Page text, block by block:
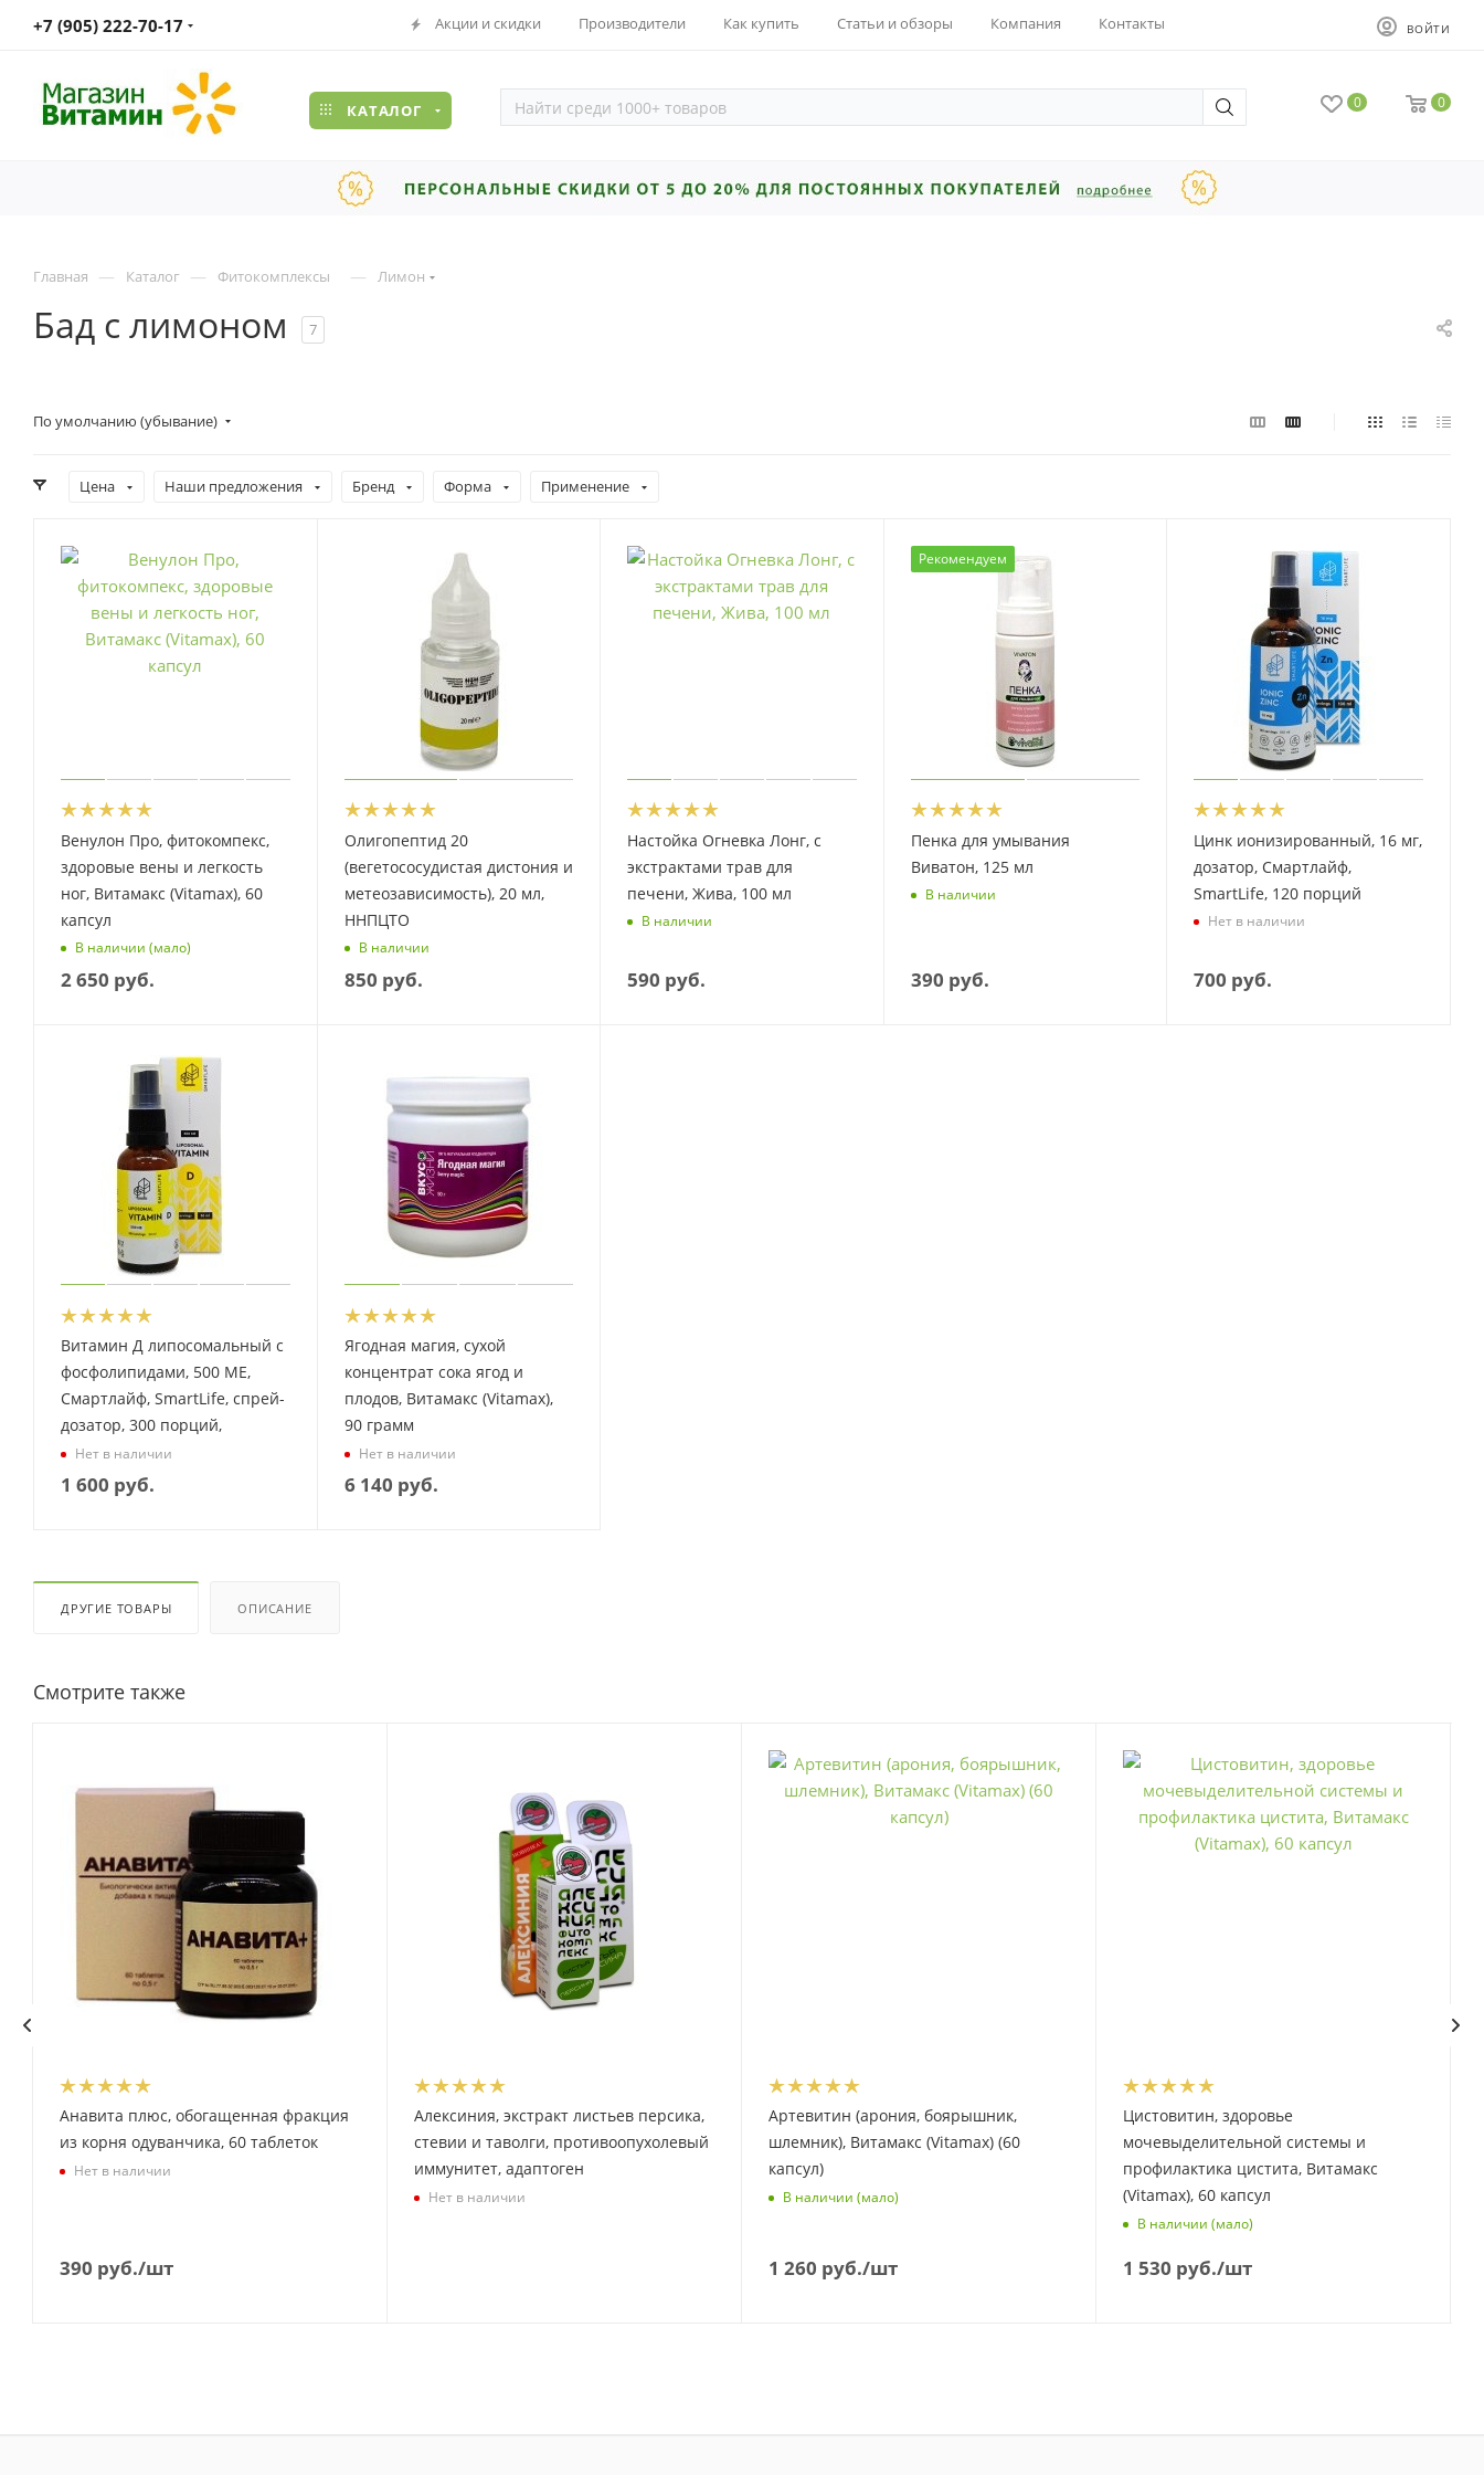
+7 (905) 222-70-17 Акции и скидки Производители Как купить Статьи и обзоры Компания Контакты ВОЙТИ
КАТАЛОГ 0 0
Главная — Каталог — Фитокомплексы — Лимон
Бад с лимоном 7
По умолчанию (убывание)
Цена Наши предложения Бренд Форма Применение
Венулон Про, фитокомпекс,
здоровые вены и легкость
ног, Витамакс (Vitamax), 60
капсул
В наличии (мало)
2 650 руб.
Олигопептид 20
(вегетососудистая дистония и
метеозависимость), 20 мл,
ННПЦТО
В наличии
850 руб.
Настойка Огневка Лонг, с
экстрактами трав для
печени, Жива, 100 мл
В наличии
590 руб.
Рекомендуем
Пенка для умывания
Виватон, 125 мл
В наличии
390 руб.
Цинк ионизированный, 16 мг,
дозатор, Смартлайф,
SmartLife, 120 порций
Нет в наличии
700 руб.
Витамин Д липосомальный с
фосфолипидами, 500 МЕ,
Смартлайф, SmartLife, спрей-
дозатор, 300 порций,
Нет в наличии
1 600 руб.
Ягодная магия, сухой
концентрат сока ягод и
плодов, Витамакс (Vitamax),
90 грамм
Нет в наличии
6 140 руб.
ДРУГИЕ ТОВАРЫ ОПИСАНИЕ
Смотрите также
Анавита плюс, обогащенная фракция
из корня одуванчика, 60 таблеток
Нет в наличии
390 руб./шт
Алексиния, экстракт листьев персика,
стевии и таволги, противоопухолевый
иммунитет, адаптоген
Нет в наличии
Артевитин (арония, боярышник,
шлемник), Витамакс (Vitamax) (60
капсул)
В наличии (мало)
1 260 руб./шт
Цистовитин, здоровье
мочевыделительной системы и
профилактика цистита, Витамакс
(Vitamax), 60 капсул
В наличии (мало)
1 530 руб./шт